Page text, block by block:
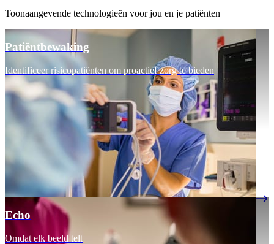
Toonaangevende technologieën voor jou en je patiënten
Patiëntbewaking
Identificeer risicopatiënten om proactief zorg te bieden
Echo
Omdat elk beeld telt